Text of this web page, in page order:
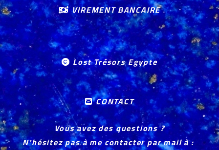
VIREMENT BANCAIRE
 Lost Trésors Egypte
 CONTACT
Vous avez des questions ?
N'hésitez pas à me contacter par mail à :